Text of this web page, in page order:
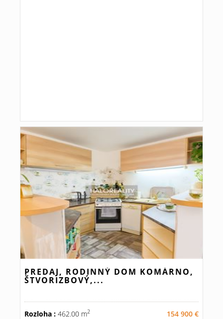
PREDAJ, RODINNÝ DOM KOMÁRNO,
ŠTVORIZBOVÝ,...
Rozloha : 462.00 m2
154 900 €